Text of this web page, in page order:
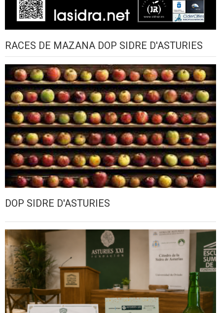
RACES DE MAZANA DOP SIDRE D'ASTURIES
DOP SIDRE D'ASTURIES